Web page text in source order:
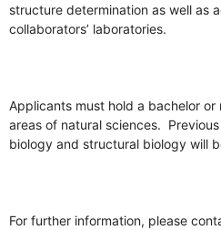
structure determination as well as
collaborators’ laboratories.
Applicants must hold a bachelor
areas of natural sciences.
biology and structural biology will
For further information, please